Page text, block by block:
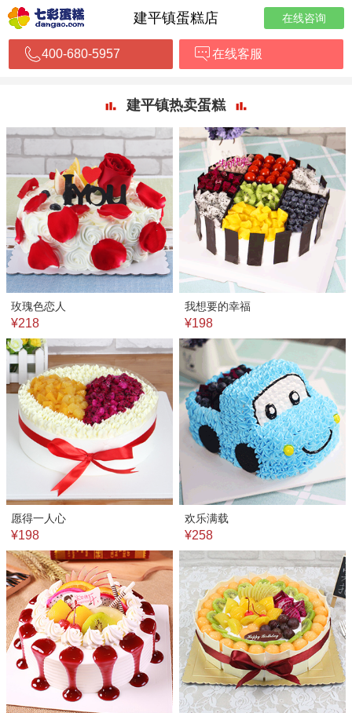
建平镇蛋糕店 在线咨询
400-680-5957 在线客服
建平镇热卖蛋糕
玫瑰色恋人
¥218
我想要的幸福
¥198
愿得一人心
¥198
欢乐满载
¥258